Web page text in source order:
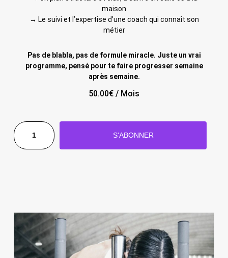
maison
→ Le suivi et l’expertise d’une coach qui connaît son
métier
Pas de blabla, pas de formule miracle. Juste un vrai
programme, pensé pour te faire progresser semaine
après semaine.
50.00€ / Mois
S'ABONNER